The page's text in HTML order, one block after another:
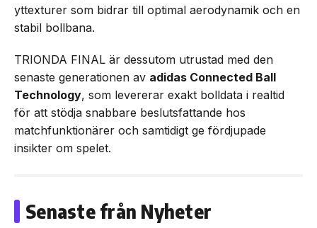
yttexturer som bidrar till optimal aerodynamik och en
stabil bollbana.
TRIONDA FINAL är dessutom utrustad med den
senaste generationen av adidas Connected Ball
Technology, som levererar exakt bolldata i realtid
för att stödja snabbare beslutsfattande hos
matchfunktionärer och samtidigt ge fördjupade
insikter om spelet.
Senaste från Nyheter